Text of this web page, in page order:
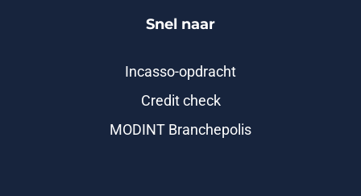
Snel naar
Incasso-opdracht
Credit check
MODINT Branchepolis